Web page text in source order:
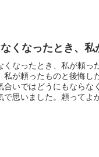
くなったとき、
くなったとき、私が頼っ
私が頼ったものと後悔し
合いではどうにもならな
で思いました。頼ってよ